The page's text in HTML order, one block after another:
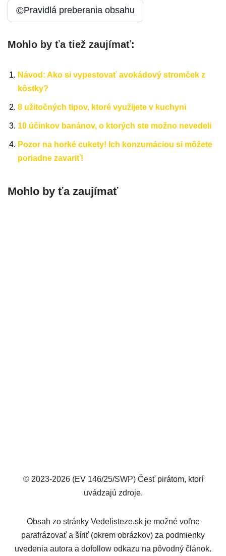
©Pravidlá preberania obsahu
Mohlo by ťa tiež zaujímať:
Návod: Ako si vypestovať avokádový stromček z
kôstky?
8 užitočných tipov, ktoré využijete v kuchyni
10 účinkov banánov, o ktorých ste možno nevedeli
Pozor na horké cukety! Ich konzumáciou si môžete
poriadne zavariť!
Mohlo by ťa zaujímať
© 2023-2026 (EV 146/25/SWP) Česť pirátom, ktorí
uvádzajú zdroje.
Obsah zo stránky Vedelisteze.sk je možné voľne
parafrázovať a šíriť (okrem obrázkov) za podmienky
uvedenia autora a dofollow odkazu na pôvodný článok.